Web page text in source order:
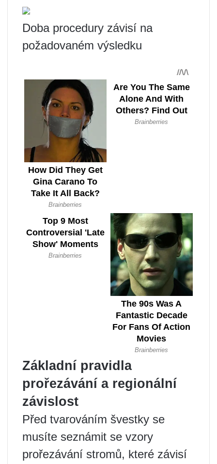
Doba procedury závisí na
požadovaném výsledku
Základní pravidla
prořezávání a regionální
závislost
Před tvarováním švestky se
musíte seznámit se vzory
prořezávání stromů, které závisí